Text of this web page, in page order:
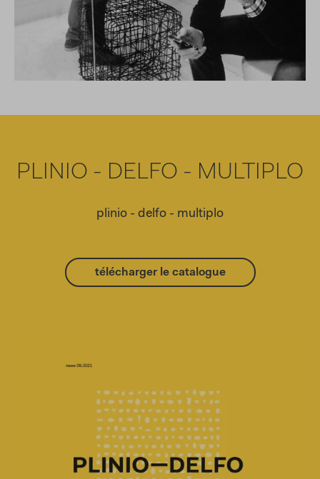
PLINIO - DELFO - MULTIPLO
plinio - delfo - multiplo
télécharger le catalogue